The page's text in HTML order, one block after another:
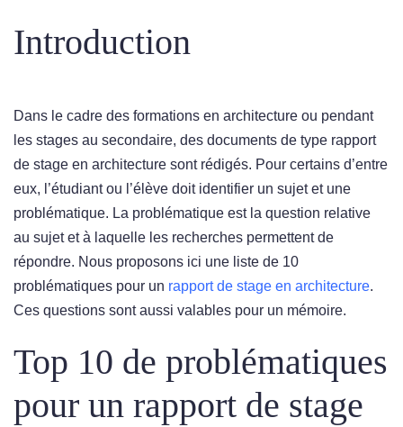
Introduction
Dans le cadre des formations en architecture ou pendant
les stages au secondaire, des documents de type rapport
de stage en architecture sont rédigés. Pour certains d’entre
eux, l’étudiant ou l’élève doit identifier un sujet et une
problématique. La problématique est la question relative
au sujet et à laquelle les recherches permettent de
répondre. Nous proposons ici une liste de 10
problématiques pour un rapport de stage en architecture.
Ces questions sont aussi valables pour un mémoire.
Top 10 de problématiques
pour un rapport de stage